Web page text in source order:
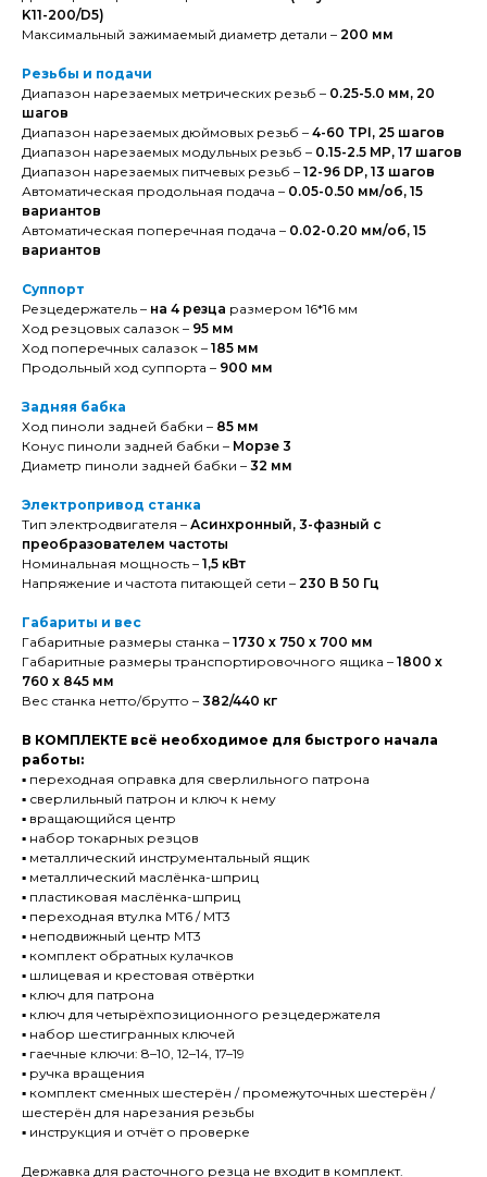
K11-200/D5)
Максимальный зажимаемый диаметр детали – 200 мм
Резьбы и подачи
Диапазон нарезаемых метрических резьб – 0.25-5.0 мм, 20
шагов
Диапазон нарезаемых дюймовых резьб – 4-60 TPI, 25 шагов
Диапазон нарезаемых модульных резьб – 0.15-2.5 MP, 17 шагов
Диапазон нарезаемых питчевых резьб – 12-96 DP, 13 шагов
Автоматическая продольная подача – 0.05-0.50 мм/об, 15
вариантов
Автоматическая поперечная подача – 0.02-0.20 мм/об, 15
вариантов
Суппорт
Резцедержатель – на 4 резца размером 16*16 мм
Ход резцовых салазок – 95 мм
Ход поперечных салазок – 185 мм
Продольный ход суппорта – 900 мм
Задняя бабка
Ход пиноли задней бабки – 85 мм
Конус пиноли задней бабки – Морзе 3
Диаметр пиноли задней бабки – 32 мм
Электропривод станка
Тип электродвигателя – Асинхронный, 3-фазный с
преобразователем частоты
Номинальная мощность – 1,5 кВт
Напряжение и частота питающей сети – 230 В 50 Гц
Габариты и вес
Габаритные размеры станка – 1730 х 750 х 700 мм
Габаритные размеры транспортировочного ящика – 1800 х
760 х 845 мм
Вес станка нетто/брутто – 382/440 кг
В КОМПЛЕКТЕ всё необходимое для быстрого начала
работы:
▪️ переходная оправка для сверлильного патрона
▪️ сверлильный патрон и ключ к нему
▪️ вращающийся центр
▪️ набор токарных резцов
▪️ металлический инструментальный ящик
▪️ металлический маслёнка-шприц
▪️ пластиковая маслёнка-шприц
▪️ переходная втулка MT6 / MT3
▪️ неподвижный центр MT3
▪️ комплект обратных кулачков
▪️ шлицевая и крестовая отвёртки
▪️ ключ для патрона
▪️ ключ для четырёхпозиционного резцедержателя
▪️ набор шестигранных ключей
▪️ гаечные ключи: 8–10, 12–14, 17–19
▪️ ручка вращения
▪️ комплект сменных шестерён / промежуточных шестерён /
шестерён для нарезания резьбы
▪️ инструкция и отчёт о проверке
Державка для расточного резца не входит в комплект.